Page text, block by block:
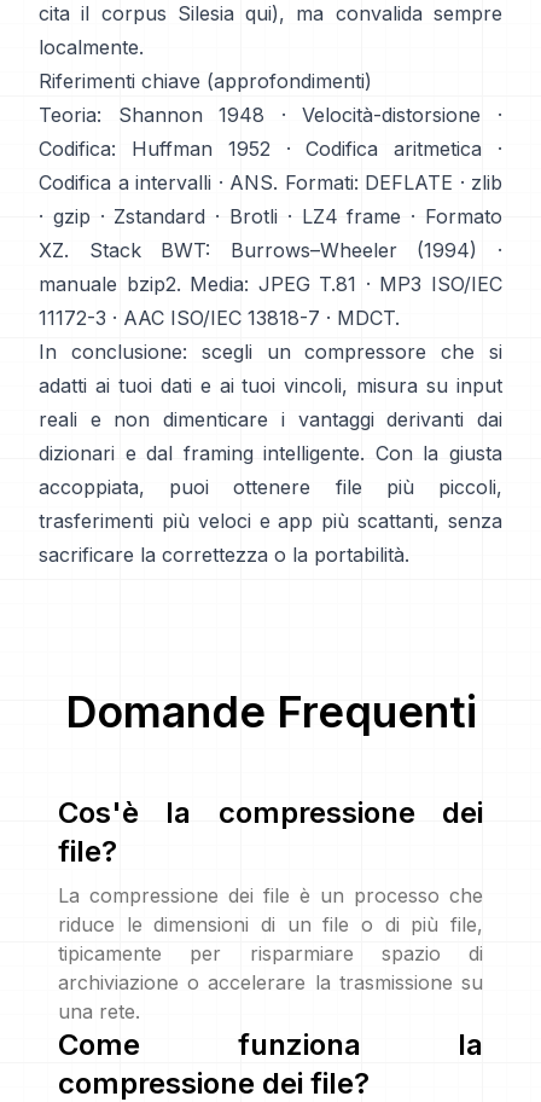
cita il corpus Silesia qui), ma convalida sempre
localmente.
Riferimenti chiave (approfondimenti)
Teoria:
Shannon 1948 · Velocità-distorsione
·
Codifica:
Huffman 1952 · Codifica aritmetica
·
Codifica a intervalli · ANS. Formati: DEFLATE · zlib
· gzip · Zstandard · Brotli · LZ4 frame · Formato
XZ. Stack BWT: Burrows–Wheeler (1994)
·
manuale bzip2. Media: JPEG T.81 · MP3 ISO/IEC
11172-3 · AAC ISO/IEC 13818-7 · MDCT.
In conclusione: scegli un compressore che si
adatti ai tuoi dati e ai tuoi vincoli, misura su input
reali e non dimenticare i vantaggi derivanti dai
dizionari e dal framing intelligente. Con la giusta
accoppiata, puoi ottenere file più piccoli,
trasferimenti più veloci e app più scattanti, senza
sacrificare la correttezza o la portabilità.
Domande Frequenti
Cos'è la compressione dei
file?
La compressione dei file è un processo che
riduce le dimensioni di un file o di più file,
tipicamente per risparmiare spazio di
archiviazione o accelerare la trasmissione su
una rete.
Come funziona la
compressione dei file?